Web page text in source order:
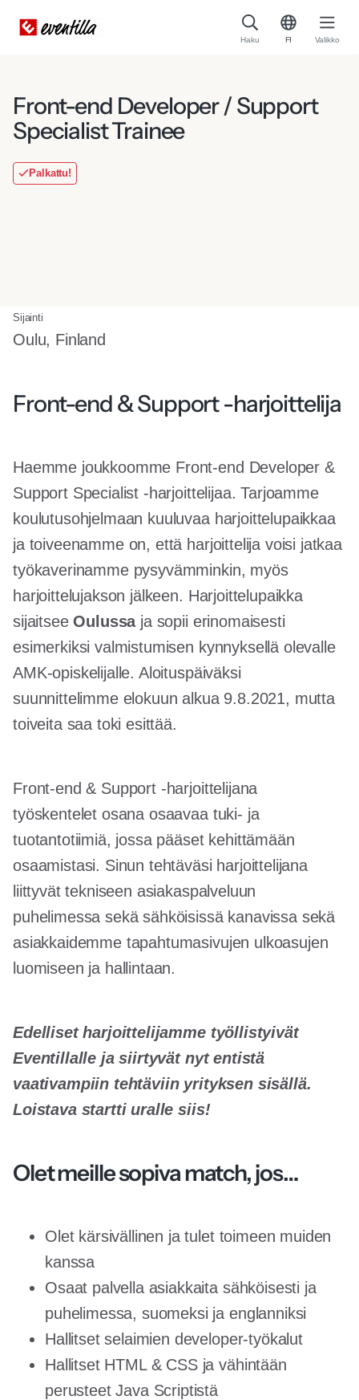
Haku FI Valikko
Front-end Developer / Support
Specialist Trainee
Palkattu!
Sijainti
Oulu, Finland
Front-end & Support -harjoittelija
Haemme joukkoomme Front-end Developer &
Support Specialist -harjoittelijaa. Tarjoamme
koulutusohjelmaan kuuluvaa harjoittelupaikkaa
ja toiveenamme on, että harjoittelija voisi jatkaa
työkaverinamme pysyvämminkin, myös
harjoittelujakson jälkeen. Harjoittelupaikka
sijaitseeOulussaja sopii erinomaisesti
esimerkiksi valmistumisen kynnyksellä olevalle
AMK-opiskelijalle. Aloituspäiväksi
suunnittelimme elokuun alkua 9.8.2021, mutta
toiveita saa toki esittää.
Front-end & Support -harjoittelijana
työskentelet osana osaavaa tuki- ja
tuotantotiimiä, jossa pääset kehittämään
osaamistasi. Sinun tehtäväsi harjoittelijana
liittyvät tekniseen asiakaspalveluun
puhelimessa sekä sähköisissä kanavissa sekä
asiakkaidemme tapahtumasivujen ulkoasujen
luomiseen ja hallintaan.
Edelliset harjoittelijamme työllistyivät
Eventillalle ja siirtyvät nyt entistä
vaativampiin tehtäviin yrityksen sisällä.
Loistava startti uralle siis!
Olet meille sopiva match, jos…
Olet kärsivällinen ja tulet toimeen muiden
kanssa
Osaat palvella asiakkaita sähköisesti ja
puhelimessa, suomeksi ja englanniksi
Hallitset selaimien developer-työkalut
Hallitset HTML & CSS ja vähintään
perusteet Java Scriptistä